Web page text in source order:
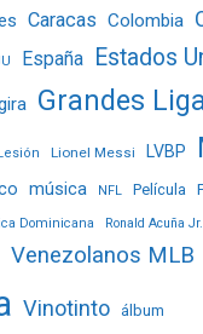
Caracas Colombia
España Estados
Grandes
Lionel Messi LVBP
música NFL Película
Dominicana Ronald Acuña Jr.
Venezolanos MLB
Vinotinto álbum